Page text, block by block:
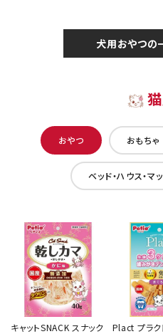
犬用おやつの
おやつ おもちゃ
ベッド・ハウス・マ
キャットSNACK スナック
Plact プラク